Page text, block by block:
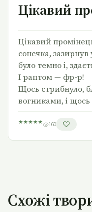
Цікавий
Цікавий
сонечка,
було темно і,
І раптом — фр-р!
Щось стрибнуло,
вогниками, і
★★★★★ 160
Схожі